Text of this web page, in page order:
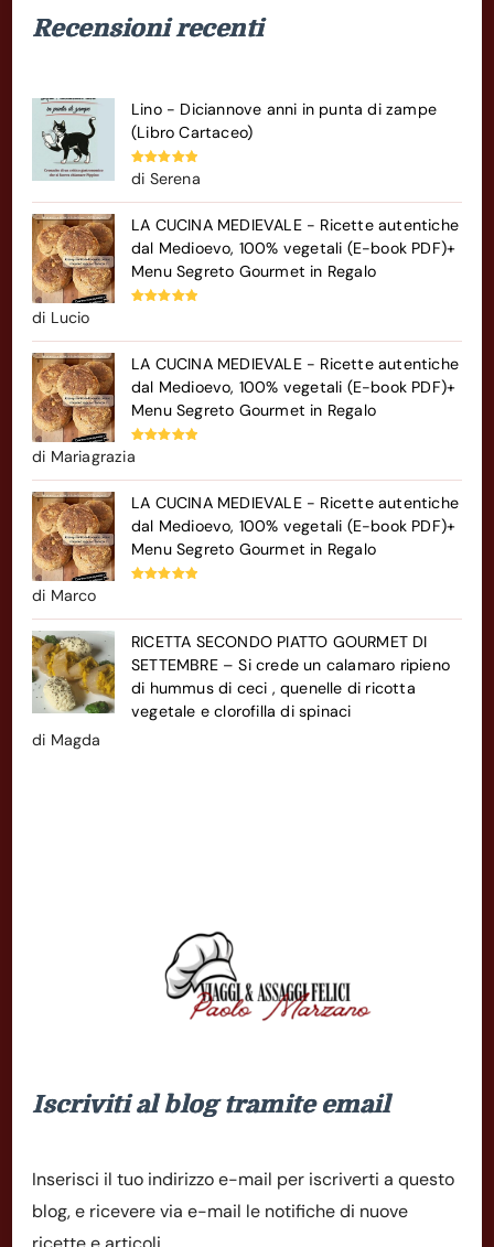
Recensioni recenti
Lino - Diciannove anni in punta di zampe
(Libro Cartaceo)
Valutato5
su 5
di Serena
LA CUCINA MEDIEVALE - Ricette autentiche
dal Medioevo, 100% vegetali (E-book PDF)+
Menu Segreto Gourmet in Regalo
di Lucio
LA CUCINA MEDIEVALE - Ricette autentiche
dal Medioevo, 100% vegetali (E-book PDF)+
Menu Segreto Gourmet in Regalo
Valutato
su 5
di Mariagrazia
LA CUCINA MEDIEVALE - Ricette autentiche
dal Medioevo, 100% vegetali (E-book PDF)+
Menu Segreto Gourmet in Regalo
di Marco
RICETTA SECONDO PIATTO GOURMET DI
SETTEMBRE – Si crede un calamaro ripieno
di hummus di ceci , quenelle di ricotta
vegetale e clorofilla di spinaci
di Magda
Iscriviti al blog tramite email
Inserisci il tuo indirizzo e-mail per iscriverti a questo
blog, e ricevere via e-mail le notifiche di nuove